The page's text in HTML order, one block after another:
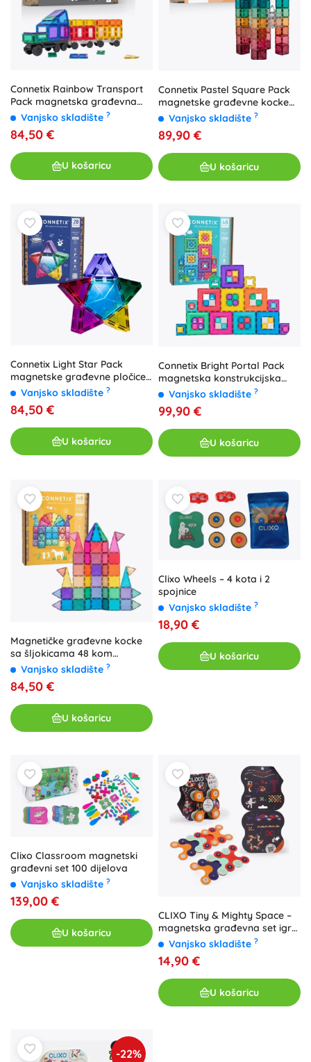
Connetix Rainbow Transport
Pack magnetska građevna
set 50 dijelova
Vanjsko skladište ?
84,50 €
U košaricu
Connetix Pastel Square Pack
magnetske građevne kocke
40 dijelova
Vanjsko skladište ?
89,90 €
U košaricu
Connetix Light Star Pack
magnetske građevne pločice
sa svjetlom, 28 kom
Vanjsko skladište ?
84,50 €
U košaricu
Connetix Bright Portal Pack
magnetska konstrukcijska
igra 48 dijelova
Vanjsko skladište ?
99,90 €
U košaricu
Magnetičke građevne kocke
sa šljokicama 48 kom
CONNETIX Glitter Castle Pack
Vanjsko skladište ?
84,50 €
U košaricu
Clixo Wheels – 4 kota i 2
spojnice
Vanjsko skladište ?
18,90 €
U košaricu
Clixo Classroom magnetski
građevni set 100 dijelova
Vanjsko skladište ?
139,00 €
U košaricu
CLIXO Tiny & Mighty Space –
magnetska građevna set igra
9 kom, svijetli u mraku
Vanjsko skladište ?
14,90 €
U košaricu
-22%